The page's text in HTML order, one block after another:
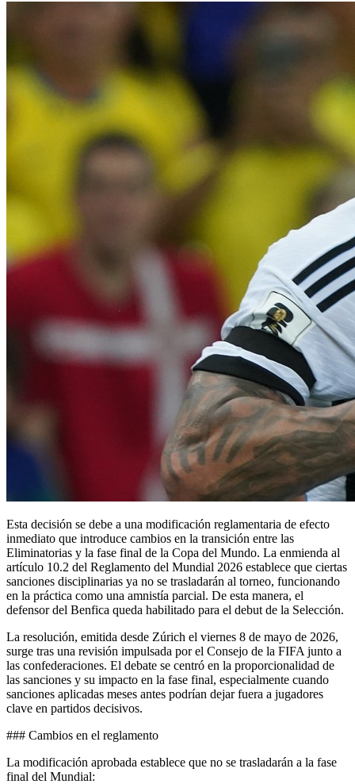
Esta decisión se debe a una modificación reglamentaria de efecto
inmediato que introduce cambios en la transición entre las
Eliminatorias y la fase final de la Copa del Mundo. La enmienda al
artículo 10.2 del Reglamento del Mundial 2026 establece que ciertas
sanciones disciplinarias ya no se trasladarán al torneo, funcionando
en la práctica como una amnistía parcial. De esta manera, el
defensor del Benfica queda habilitado para el debut de la Selección.
La resolución, emitida desde Zúrich el viernes 8 de mayo de 2026,
surge tras una revisión impulsada por el Consejo de la FIFA junto a
las confederaciones. El debate se centró en la proporcionalidad de
las sanciones y su impacto en la fase final, especialmente cuando
sanciones aplicadas meses antes podrían dejar fuera a jugadores
clave en partidos decisivos.
### Cambios en el reglamento
La modificación aprobada establece que no se trasladarán a la fase
final del Mundial: